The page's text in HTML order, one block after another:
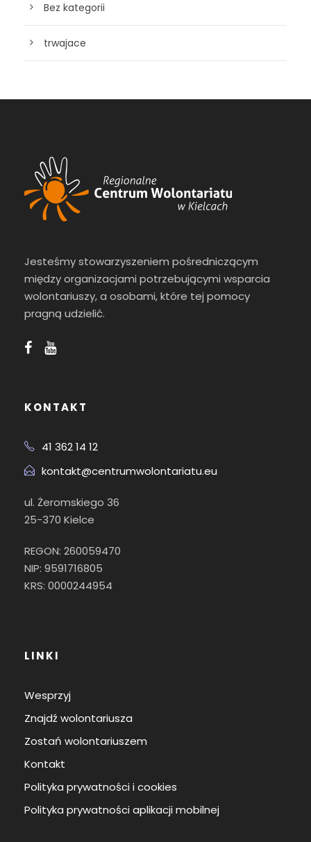
Bez kategorii
trwajace
Jesteśmy stowarzyszeniem pośredniczącym
między organizacjami potrzebującymi wsparcia
wolontariuszy, a osobami, które tej pomocy
pragną udzielić.
KONTAKT
41 362 14 12
kontakt@centrumwolontariatu.eu
ul. Żeromskiego 36
25-370 Kielce
REGON: 260059470
NIP: 9591716805
KRS: 0000244954
LINKI
Wesprzyj
Znajdź wolontariusza
Zostań wolontariuszem
Kontakt
Polityka prywatności i cookies
Polityka prywatności aplikacji mobilnej